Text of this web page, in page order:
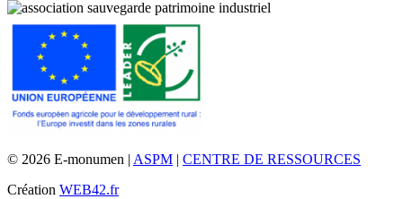
© 2026 E-monumen | ASPM | CENTRE DE RESSOURCES
Création WEB42.fr